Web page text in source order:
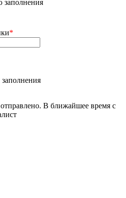
заполнения
*
В ближайшее время с